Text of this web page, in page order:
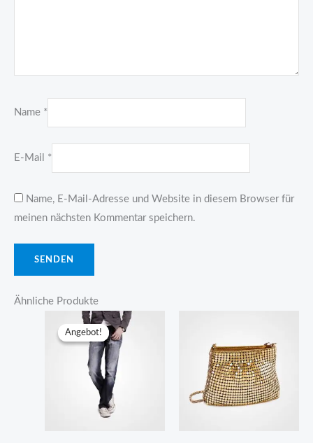
Name *
E-Mail *
Name, E-Mail-Adresse und Website in diesem Browser für
meinen nächsten Kommentar speichern.
Ähnliche Produkte
Angebot!
Angebot!